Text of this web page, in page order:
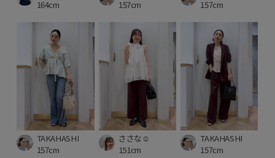
164cm
157cm
157cm
TAKAHASHI
157cm
ささな☺︎
151cm
TAKAHASHI
157cm